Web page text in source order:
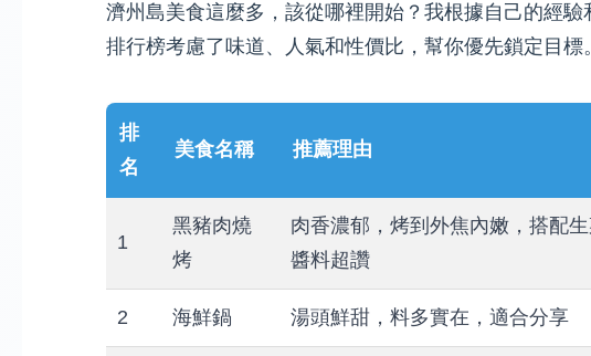
濟州島美食這麼多，該從哪裡開始？我根據自己的經
排行榜考慮了味道、人氣和性價比，幫你優先鎖定目標。
排
名
美食名稱 推薦理由
1
黑豬肉燒
烤
肉香濃郁，烤到外焦內嫩，搭配
醬料超讚
2 海鮮鍋 湯頭鮮甜，料多實在，適合分享